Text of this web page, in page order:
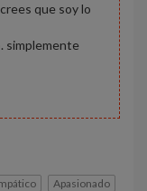
que soy lo
simplemente
Apasionado